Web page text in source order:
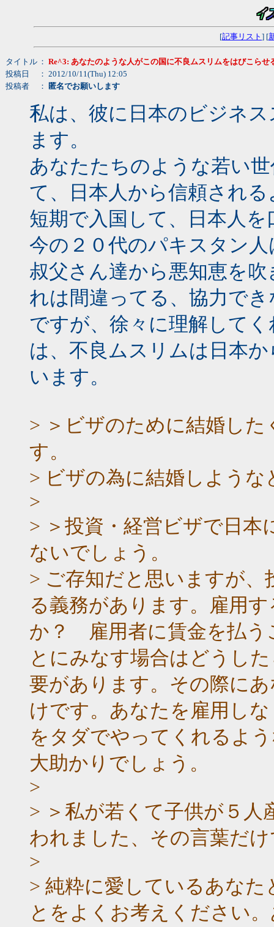
[記事リスト ] [
タイトル ： Re^3: あなたのような人がこの国に不良ムスリムをはびこらせ
投稿日
： 2012/10/11(Thu) 12:05
投稿者
： 匿名でお願いします
私は、彼に日本のビジネ
ます。
あなたたちのような若い
て、日本人から信頼され
短期で入国して、日本人
今の２０代のパキスタン
叔父さん達から悪知恵を
れは間違ってる、協力で
ですが、徐々に理解して
は、不良ムスリムは日本
います。
> ＞ビザのために結婚し
す。
> ビザの為に結婚しよう
>
> ＞投資・経営ビザで日本
ないでしょう。
> ご存知だと思いますが
る義務があります。雇用
か？ 雇用者に賃金を払う
とにみなす場合はどうし
要があります。その際に
けです。あなたを雇用し
をタダでやってくれるよ
大助かりでしょう。
>
> ＞私が若くて子供が５
われました、その言葉だ
>
> 純粋に愛しているあな
とをよくお考えください